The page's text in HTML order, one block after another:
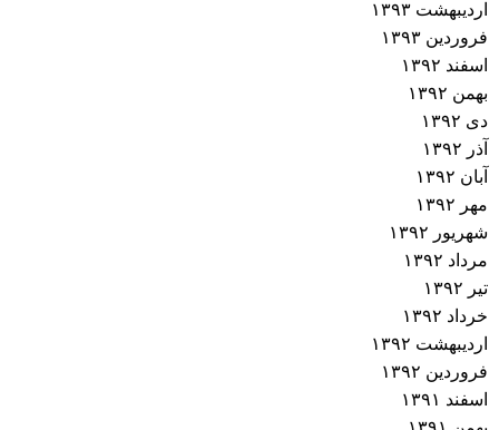
اردیبهشت ۱۳۹۳
فروردین ۱۳۹۳
اسفند ۱۳۹۲
بهمن ۱۳۹۲
دی ۱۳۹۲
آذر ۱۳۹۲
آبان ۱۳۹۲
مهر ۱۳۹۲
شهریور ۱۳۹۲
مرداد ۱۳۹۲
تیر ۱۳۹۲
خرداد ۱۳۹۲
اردیبهشت ۱۳۹۲
فروردین ۱۳۹۲
اسفند ۱۳۹۱